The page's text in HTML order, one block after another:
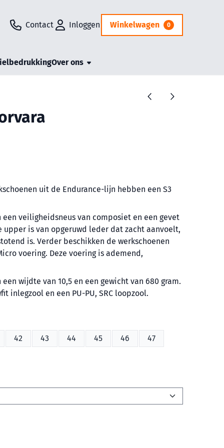
Contact Inloggen Winkelwagen 0
Over ons
uit de Endurance-lijn hebben een S3
een veiligheidsneus van composiet en een gevet
upper is van opgeruwd leder dat zacht aanvoelt,
is. Verder beschikken de werkschoenen
voering. Deze voering is ademend,
wijdte van 10,5 en een gewicht van 680 gram.
inlegzool en een PU-PU, SRC loopzool.
42 43 44 45 46
47